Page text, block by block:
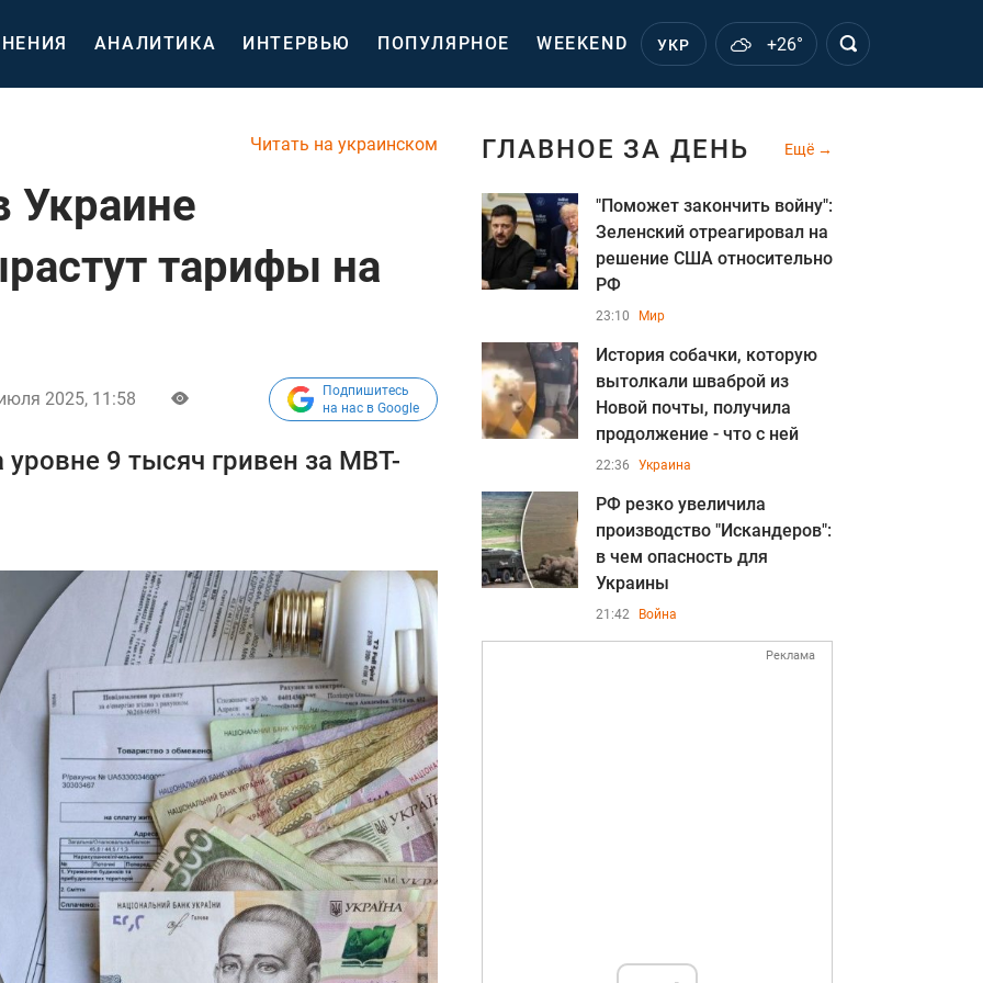
АНАЛИТИКА ИНТЕРВЬЮ ПОПУЛЯРНОЕ WEEKEND УКР +26°
Читать на украинском
Украине
тарифы на
2025, 11:58
Подпишитесь
на нас в Google
9 тысяч гривен за МВТ-
ГЛАВНОЕ ЗА ДЕНЬ Ещё
"Поможет закончить войну":
Зеленский отреагировал на
решение США относительно
РФ
23:10 Мир
История собачки, которую
вытолкали шваброй из
Новой почты, получила
продолжение - что с ней
22:36 Украина
РФ резко увеличила
производство "Искандеров":
в чем опасность для
Украины
21:42 Война
Реклама